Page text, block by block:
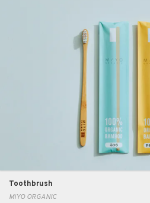
Toothbrush
MiYO ORGANIC